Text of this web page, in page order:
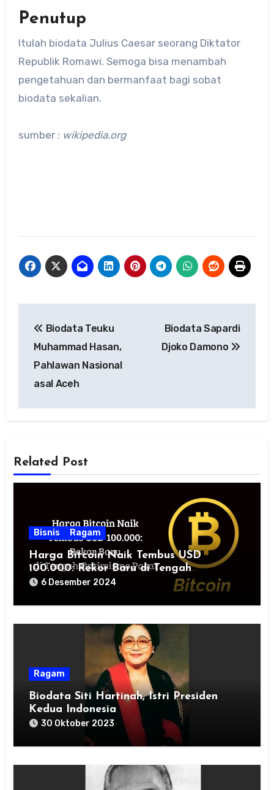
Penutup
Itulah biodata Julius Caesar seorang Diktator
Republik Romawi. Semoga bisa menambah
pengetahuan dan bermanfaat bagi sobat
biodata sekalian.
sumber : wikipedia.org
pos
Biodata Teuku
Muhammad Hasan,
Pahlawan Nasional
asal Aceh
Biodata Sapardi
Djoko Damono
Related Post
Bisnis Ragam
Harga Bitcoin Naik Tembus USD
100.000: Rekor Baru di Tengah
Optimisme Pasar
6 Desember 2024
Ragam
Biodata Siti Hartinah, Istri Presiden
Kedua Indonesia
30 Oktober 2023